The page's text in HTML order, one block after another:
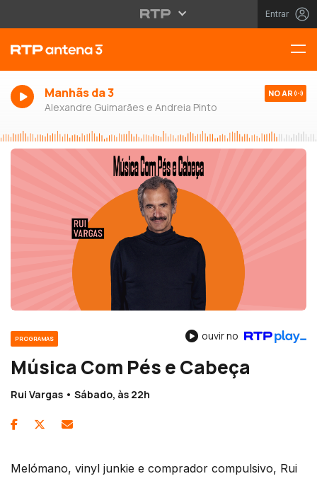
Entrar
Manhãs da 3
Alexandre Guimarães e Andreia Pinto
NO AR
ouvir no
PROGRAMAS
Música Com Pés e Cabeça
Rui Vargas • Sábado, às 22h
Melómano, vinyl junkie e comprador compulsivo, Rui